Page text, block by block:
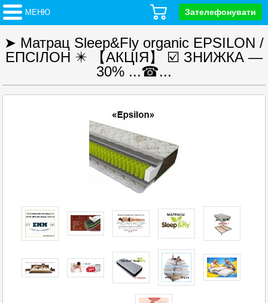
МЕНЮ Зателефонувати
➤ Матрац Sleep&Fly organic EPSILON /
ЕПСІЛОН ✴️ 【АКЦІЯ】 ☑️ ЗНИЖКА —
30% ...☎...